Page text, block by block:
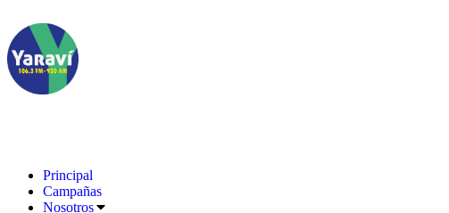
Principal
Campañas
Nosotros